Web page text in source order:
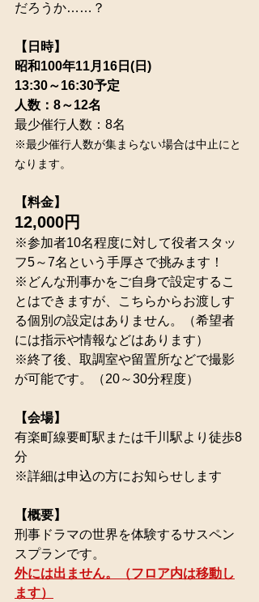
だろうか……？
【日時】
昭和100年11月16日(日)
13:30～16:30予定
人数：8～12名
最少催行人数：8名
※最少催行人数が集まらない場合は中止にと
なります。
【料金】
12,000円
※参加者10名程度に対して役者スタッ
フ5～7名という手厚さで挑みます！
※どんな刑事かをご自身で設定するこ
とはできますが、こちらからお渡しす
る個別の設定はありません。（希望者
には指示や情報などはあります）
※終了後、取調室や留置所などで撮影
が可能です。（20～30分程度）
【会場】
有楽町線要町駅または千川駅より徒歩8
分
※詳細は申込の方にお知らせします
【概要】
刑事ドラマの世界を体験するサスペン
スプランです。
外には出ません。（フロア内は移動し
ます）